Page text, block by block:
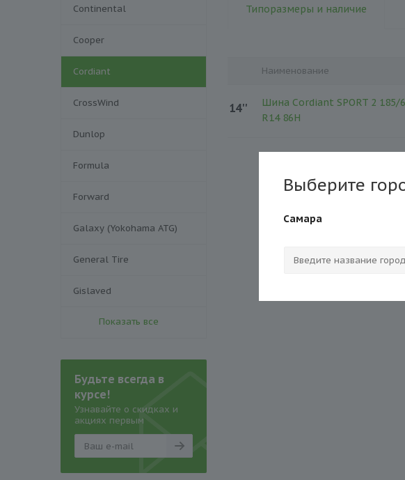
Типоразмеры и наличие
Наименование
14''
Шина Cordiant SPORT 2 185/
R14 86H
Continental
Cooper
Cordiant
CrossWind
Dunlop
Formula
Forward
Galaxy (Yokohama ATG)
General Tire
Gislaved
Показать все
Будьте всегда в
курсе!
Узнавайте о скидках и
акциях первым
Выберите
Самара